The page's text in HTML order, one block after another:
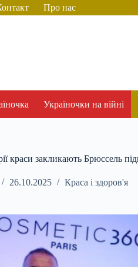
Про нас
Україночки на війні
краси закликають Брюссель
26.10.2025 Краса і здоров'я